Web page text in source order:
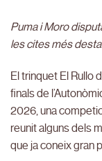
Puma i Moro
les cites més
El trinquet El Rullo
finals de
2026, una
reunit alguns dels
que ja coneix gran